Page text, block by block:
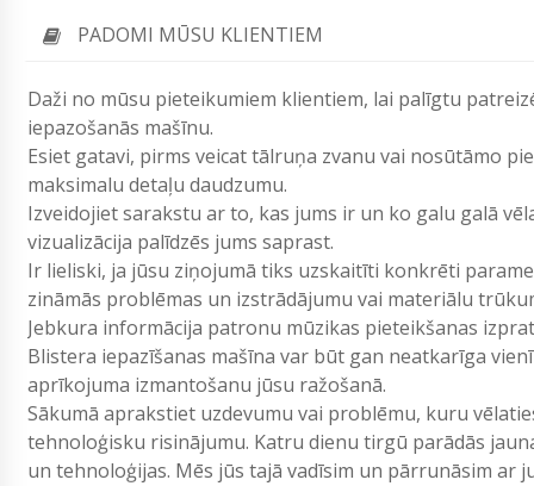
PADOMI MŪSU KLIENTIEM
Daži no mūsu pieteikumiem klientiem, lai palīgtu
iepazošanās mašīnu.
Esiet gatavi, pirms veicat tālruņa zvanu vai nosūtāmo
maksimalu detaļu daudzumu.
Izveidojiet sarakstu ar to, kas jums ir un ko galu galā
vizualizācija palīdzēs jums saprast.
Ir lieliski, ja jūsu ziņojumā tiks uzskaitīti konkrēti
zināmās problēmas un izstrādājumu vai materiālu
Jebkura informācija patronu mūzikas pieteikšanas
Blistera iepazīšanas mašīna var būt gan neatkarīga
aprīkojuma izmantošanu jūsu ražošanā.
Sākumā aprakstiet uzdevumu vai problēmu, kuru
tehnoloģisku risinājumu. Katru dienu tirgū parādās
un tehnoloģijas. Mēs jūs tajā vadīsim un pārrunāsim ar